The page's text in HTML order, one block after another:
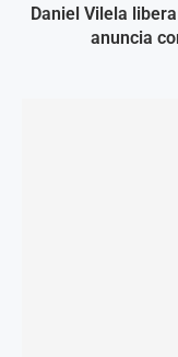
Daniel Vilela
anuncia